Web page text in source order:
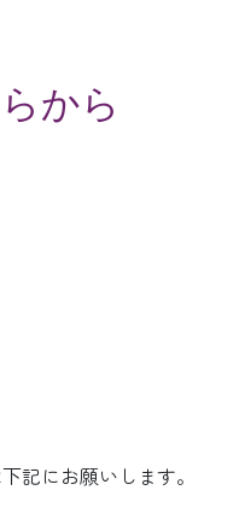
から
記にお願いします。